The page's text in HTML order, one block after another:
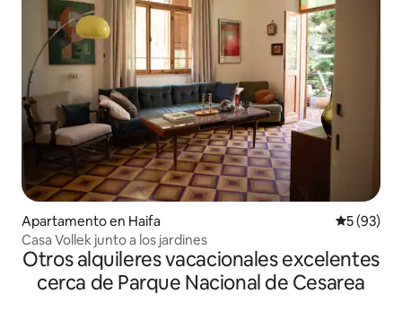
Apartamento en Haifa
5 (93)
Casa Vollek junto a los jardines
Otros alquileres vacacionales excelentes
cerca de Parque Nacional de Cesarea